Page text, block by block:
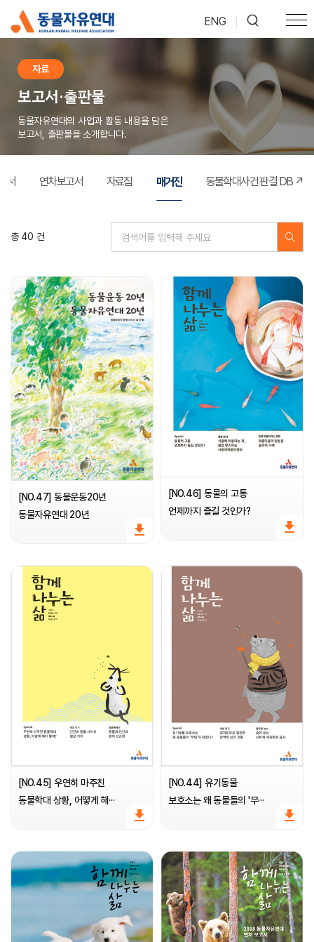
ENG
자료
보고서·출판물
동물자유연대의 사업과 활동 내용을 담은
보고서, 출판물을 소개합니다.
서 연차보고서 자료집 매거진 동물학대사건 판결 DB ↗
총 40 건
[NO.47] 동물운동20년
동물자유연대 20년
file_download
[NO.46] 동물의 고통
언제까지 즐길 것인가?
file_download
[NO.45] 우연히 마주친
동물학대 상황, 어떻게 해···
file_download
[NO.44] 유기동물
보호소는 왜 동물들의 '무···
file_download